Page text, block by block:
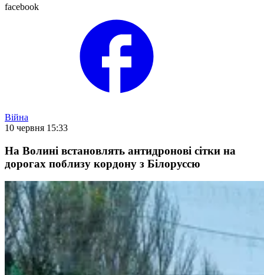
facebook
Війна
10 червня 15:33
На Волині встановлять антидронові сітки на
дорогах поблизу кордону з Білоруссю